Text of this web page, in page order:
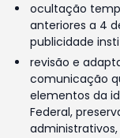
ocultação
anteriores a 4
publicidade
revisão e
comunicação
elementos da
Federal,